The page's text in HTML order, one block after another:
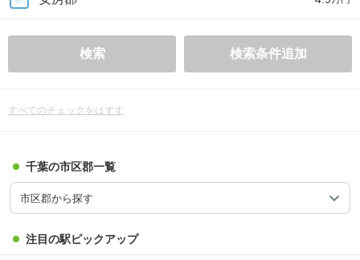
検索 検索条件追加
すべてのチェックをはずす
千葉の市区郡一覧
市区郡から探す
注目の駅ピックアップ